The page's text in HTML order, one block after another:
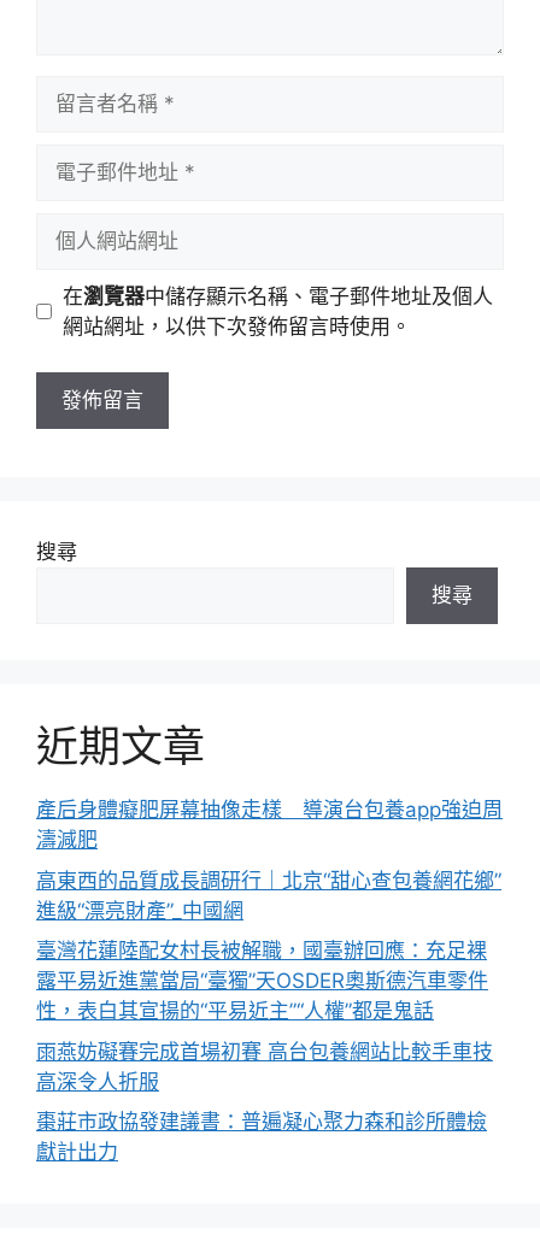
址
站
址
在瀏覽器中儲存顯示名稱、電子郵件地址及個人
網站網址，以供下次發佈留言時使用。
搜尋
搜尋
近期文章
產后身體癡肥屏幕抽像走樣 導演台包養app強迫周
濤減肥
高東西的品質成長調研行｜北京“甜心查包養網花鄉”
進級“漂亮財產”_中國網
臺灣花蓮陸配女村長被解職，國臺辦回應：充足裸
露平易近進黨當局“臺獨”天OSDER奧斯德汽車零件
性，表白其宣揚的“平易近主”“人權”都是鬼話
雨燕妨礙賽完成首場初賽 高台包養網站比較手車技
高深令人折服
棗莊市政協發建議書：普遍凝心聚力森和診所體檢
獻計出力